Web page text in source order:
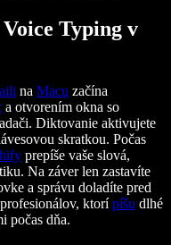
Typing v
na Macu začína
a otvorením okna so
Diktovanie aktivujete
skratkou. Počas
prepíše vaše slová,
Na záver len zastavíte
a správu doladíte pred
ktorípíšu dlhé
počas dňa.